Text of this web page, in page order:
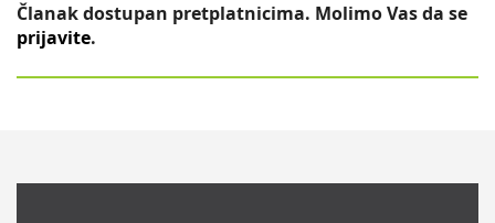
Članak dostupan pretplatnicima. Molimo Vas da se
prijavite.